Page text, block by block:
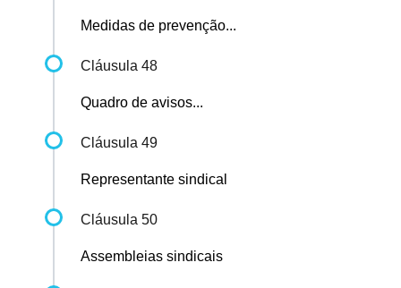
Medidas de prevenção...
Cláusula 48
Quadro de avisos...
Cláusula 49
Representante sindical
Cláusula 50
Assembleias sindicais